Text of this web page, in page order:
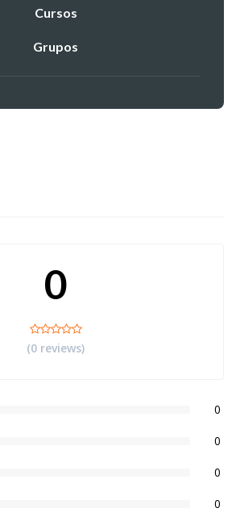
Cursos
Grupos
0
(0 reviews)
0
0
0
0